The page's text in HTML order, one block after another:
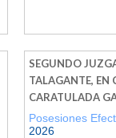
SEGUNDO
TALAGANTE, EN
CARATULADA
Posesiones
2026